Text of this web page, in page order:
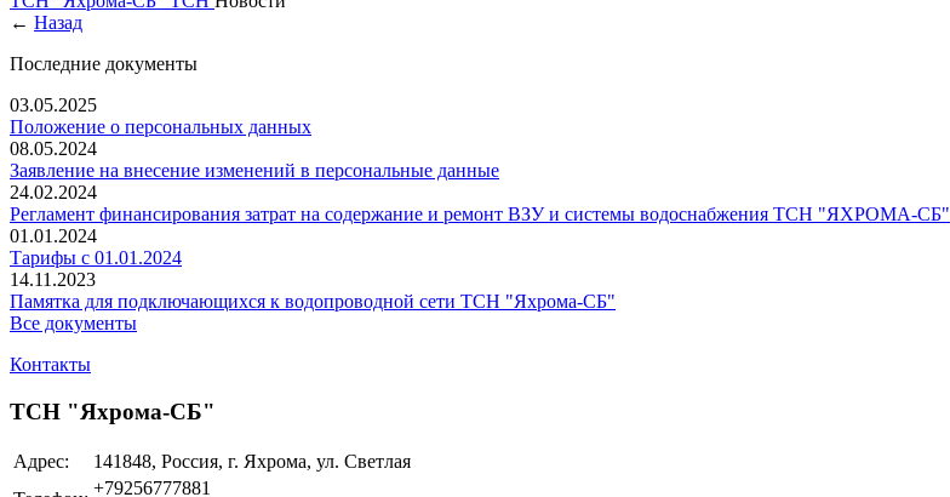
← Назад
Последние документы
03.05.2025
Положение о персональных данных
08.05.2024
Заявление на внесение изменений в персональные данные
24.02.2024
Регламент финансирования затрат на содержание и ремонт ВЗУ и системы водоснабжения ТСН "ЯХРОМА-СБ"
01.01.2024
Тарифы с 01.01.2024
14.11.2023
Памятка для подключающихся к водопроводной сети ТСН "Яхрома-СБ"
Все документы
Контакты
ТСН "Яхрома-СБ"
Адрес:
141848, Россия, г. Яхрома, ул. Светлая
+79256777881